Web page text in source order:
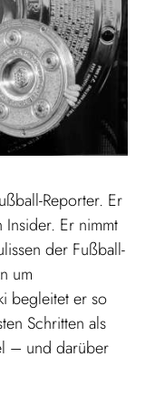
Reporter. Er
Er nimmt
der Fußball-
um
begleitet er so
Schritten als
– und darüber